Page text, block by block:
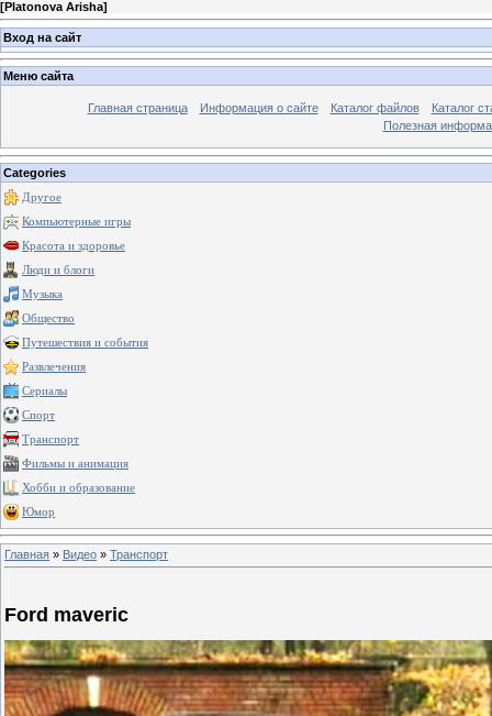
[Platonova Arisha]
Вход на сайт
Меню сайта
Главная страница Информация о сайте Каталог файлов
Каталог
Полезная
Categories
Другое
Компьютерные игры
Красота и здоровье
Люди и блоги
Музыка
Общество
Путешествия и события
Развлечения
Сериалы
Спорт
Транспорт
Фильмы и анимация
Хобби и образование
Юмор
Главная » Видео » Транспорт
Ford maveric